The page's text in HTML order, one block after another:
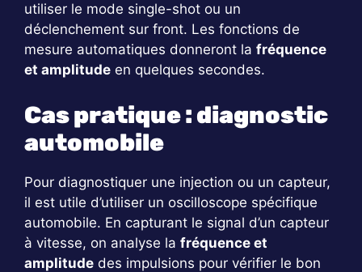
utiliser le mode single-shot ou un
déclenchement sur front. Les fonctions de
mesure automatiques donneront la fréquence
et amplitude en quelques secondes.
Cas pratique : diagnostic
automobile
Pour diagnostiquer une injection ou un capteur,
il est utile d’utiliser un oscilloscope spécifique
automobile. En capturant le signal d’un capteur
à vitesse, on analyse la fréquence et
amplitude des impulsions pour vérifier le bon